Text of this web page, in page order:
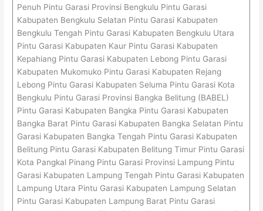
Penuh Pintu Garasi Provinsi Bengkulu Pintu Garasi
Kabupaten Bengkulu Selatan Pintu Garasi Kabupaten
Bengkulu Tengah Pintu Garasi Kabupaten Bengkulu Utara
Pintu Garasi Kabupaten Kaur Pintu Garasi Kabupaten
Kepahiang Pintu Garasi Kabupaten Lebong Pintu Garasi
Kabupaten Mukomuko Pintu Garasi Kabupaten Rejang
Lebong Pintu Garasi Kabupaten Seluma Pintu Garasi Kota
Bengkulu Pintu Garasi Provinsi Bangka Belitung (BABEL)
Pintu Garasi Kabupaten Bangka Pintu Garasi Kabupaten
Bangka Barat Pintu Garasi Kabupaten Bangka Selatan Pintu
Garasi Kabupaten Bangka Tengah Pintu Garasi Kabupaten
Belitung Pintu Garasi Kabupaten Belitung Timur Pintu Garasi
Kota Pangkal Pinang Pintu Garasi Provinsi Lampung Pintu
Garasi Kabupaten Lampung Tengah Pintu Garasi Kabupaten
Lampung Utara Pintu Garasi Kabupaten Lampung Selatan
Pintu Garasi Kabupaten Lampung Barat Pintu Garasi